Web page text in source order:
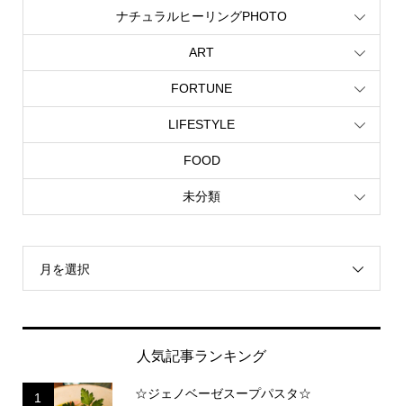
ナチュラルヒーリングPHOTO
ART
FORTUNE
LIFESTYLE
FOOD
未分類
月を選択
人気記事ランキング
1 ☆ジェノベーゼスープパスタ☆